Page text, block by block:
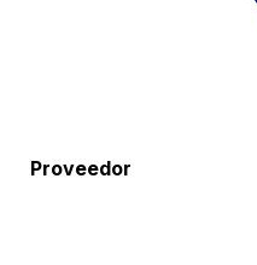
Proveedor